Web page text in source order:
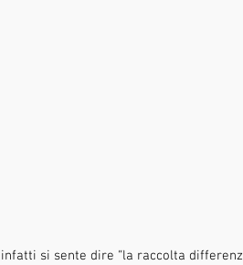
si sente dire “la raccolta